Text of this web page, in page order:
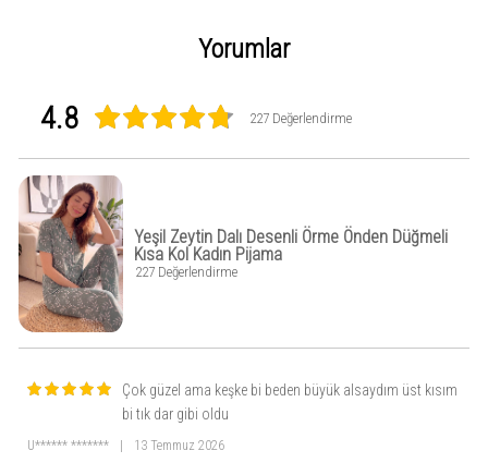
Yorumlar
4.8 227 Değerlendirme
Yeşil Zeytin Dalı Desenli Örme Önden Düğmeli
Kısa Kol Kadın Pijama
227 Değerlendirme
Çok güzel ama keşke bi beden büyük alsaydım üst kısım
bi tık dar gibi oldu
U****** ******* 13 Temmuz 2026